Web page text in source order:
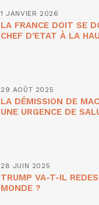
1 JANVIER 2026
LA FRANCE DOIT SE
CHEF D’ETAT À LA
29 AOÛT 2025
LA DÉMISSION DE
UNE URGENCE DE
28 JUIN 2025
TRUMP VA-T-IL
MONDE ?